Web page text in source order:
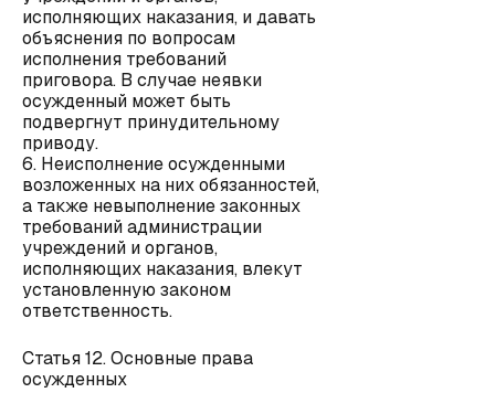
исполняющих наказания, и давать
объяснения по вопросам
исполнения требований
приговора. В случае неявки
осужденный может быть
подвергнут принудительному
приводу.
6. Неисполнение осужденными
возложенных на них обязанностей,
а также невыполнение законных
требований администрации
учреждений и органов,
исполняющих наказания, влекут
установленную законом
ответственность.
Статья 12. Основные права
осужденных